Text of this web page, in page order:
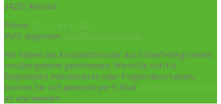
34292 Ahnatal
Phone: 0177 – 85 80 282
INFO allgemein: info@bsgw-kassel.de
Wir haben das Kontaktformular aus Sicherheitsgründen
vorübergehend geschlossen. Wenn Sie sich für
Bogensport interessieren oder Fragen dazu haben,
können Sie sich jederzeit per E-Mail info@bsgw-kassel.de
an uns wenden.